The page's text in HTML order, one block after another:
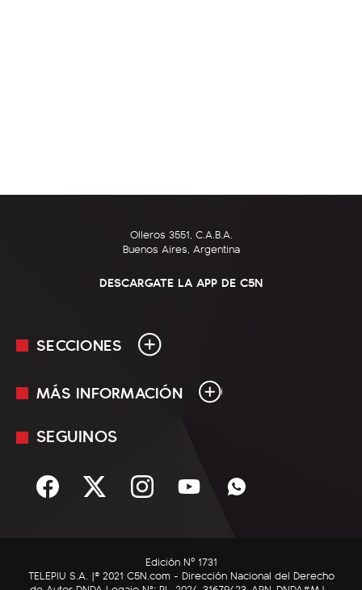
Olleros 3551, C.A.B.A.
Buenos Aires, Argentina
DESCARGATE LA APP DE C5N
SECCIONES
En Vivo
Sociedad
C5N Autos
MÁS INFORMACIÓN
Mediakit
Términos y condiciones
SEGUINOS
Edición Nº 1731
TELEPIU S.A. |© 2021 C5N.com - Dirección Nacional del Derecho